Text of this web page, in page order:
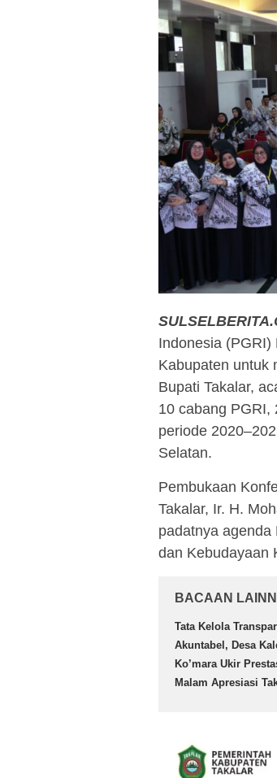
Indonesia (PGRI)
Kabupaten untuk
Bupati Takalar,
10 cabang PGRI,
periode
Selatan.
Pembukaan
Takalar, Ir. H.
padatnya
dan Kebudayaan
BACAAN
Tata Kelola
Akuntabel, Desa
Ko’mara Ukir
Malam Apresiasi